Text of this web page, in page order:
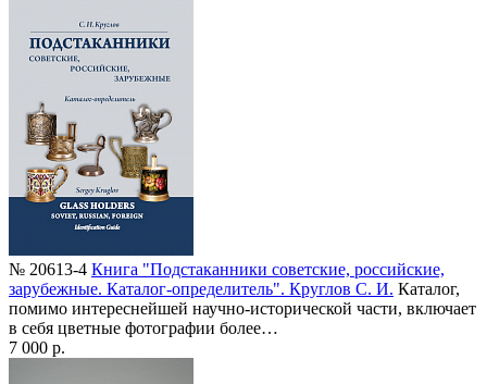
№ 20613-4 Книга "Подстаканники советские, российские,
зарубежные. Каталог-определитель". Круглов С. И. Каталог,
помимо интереснейшей научно-исторической части, включает
в себя цветные фотографии более…
7 000 р.